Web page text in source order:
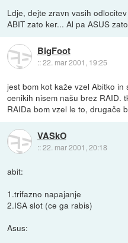
Ldje, dejte zravn vasih
ABIT zato ker... Al pa ASUS
BigFoot
::22. mar 2001, 19:25
jest bom kot kaže vzel Abitko
cenikih nisem našu brez RAID.
RAIDa bom vzel le to, drugače
VASkO
::22. mar 2001, 20:18
abit:
1.trifazno napajanje
2.ISA slot (ce ga rabis)
Asus: